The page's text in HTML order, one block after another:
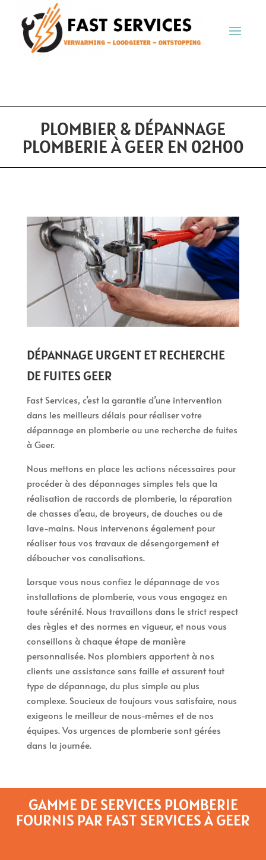
PLOMBIER & DÉPANNAGE
PLOMBERIE À GEER EN 02H00
DÉPANNAGE URGENT ET RECHERCHE
DE FUITES GEER
Fast Services, c’est la garantie d’une intervention
dans les meilleurs délais pour réaliser votre
dépannage en plomberie ou une recherche de fuites
à Geer.
Nous mettons en place les actions nécessaires pour
procéder à des dépannages simples tels que la
réalisation de raccords de plomberie, la réparation
de chasses d’eau, de broyeurs, de douches ou de
lave-mains. Nous intervenons également pour
réaliser tous vos travaux de désengorgement et
déboucher vos canalisations.
Lorsque vous nous confiez le dépannage de vos
installations de plomberie, vous vous engagez en
toute sérénité. Nous travaillons dans le strict respect
des règles et des normes en vigueur, et nous vous
conseillons à chaque étape de manière
personnalisée. Nos plombiers apportent à nos
clients une assistance sans faille et assurent tout
type de dépannage, du plus simple au plus
complexe. Soucieux de toujours vous satisfaire, nous
exigeons le meilleur de nous-mêmes et de nos
équipes. Vos urgences de plomberie sont gérées
dans la journée.
GAMME DE SERVICES PLOMBERIE
FOURNIS PAR FAST SERVICES À GEER